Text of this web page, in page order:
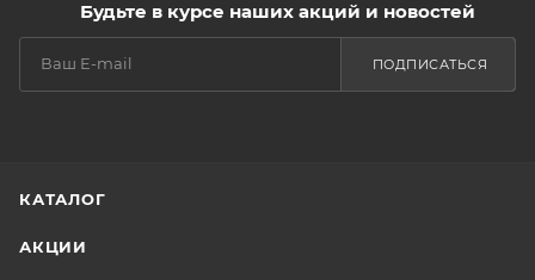
Будьте в курсе наших акций и новостей
ПОДПИСАТЬСЯ
КАТАЛОГ
АКЦИИ